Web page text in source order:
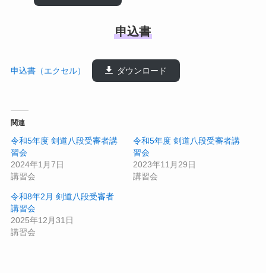
申込書
申込書（エクセル） ダウンロード
関連
令和5年度 剣道八段受審者講
習会
2024年1月7日
講習会
令和5年度 剣道八段受審者講
習会
2023年11月29日
講習会
令和8年2月 剣道八段受審者
講習会
2025年12月31日
講習会